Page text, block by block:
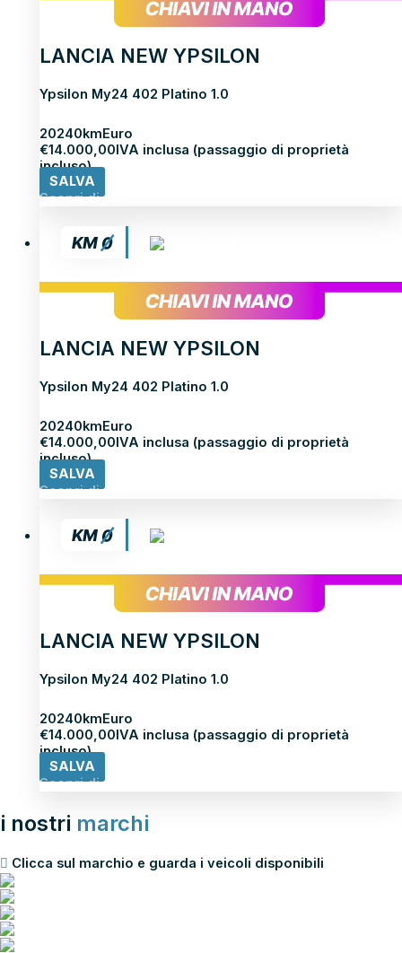
LANCIA NEW YPSILON
Ypsilon My24 402 Platino 1.0
20240kmEuro
€14.000,00IVA inclusa (passaggio di proprietà
incluso)
SALVA
Scopri di più
LANCIA NEW YPSILON
Ypsilon My24 402 Platino 1.0
20240kmEuro
€14.000,00IVA inclusa (passaggio di proprietà
incluso)
SALVA
Scopri di più
LANCIA NEW YPSILON
Ypsilon My24 402 Platino 1.0
20240kmEuro
€14.000,00IVA inclusa (passaggio di proprietà
incluso)
SALVA
Scopri di più
i nostri marchi
Clicca sul marchio e guarda i veicoli disponibili